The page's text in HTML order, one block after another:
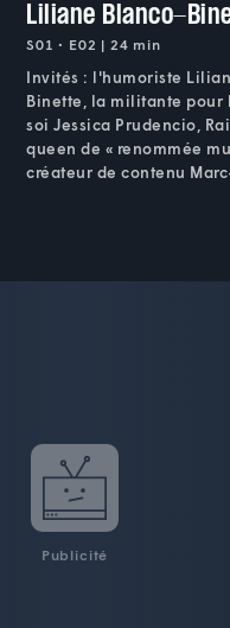
Liliane Blanco-
S01 • E02 | 24 min
Invités : l'humoriste
Binette, la militante pour
soi Jessica Prudencio,
queen de « renommée
créateur de contenu
Publicité